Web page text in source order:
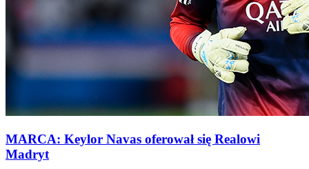
MARCA: Keylor Navas oferował się Realowi
Madryt